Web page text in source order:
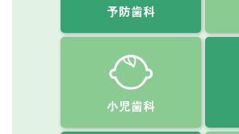
予防歯科
小児歯科